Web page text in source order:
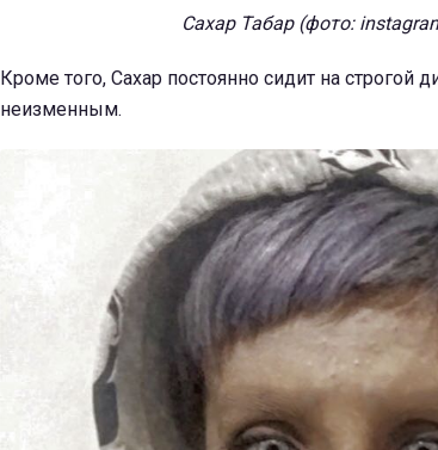
Сахар Табар (фото:
Кроме того, Сахар постоянно сидит на строгой
неизменным.